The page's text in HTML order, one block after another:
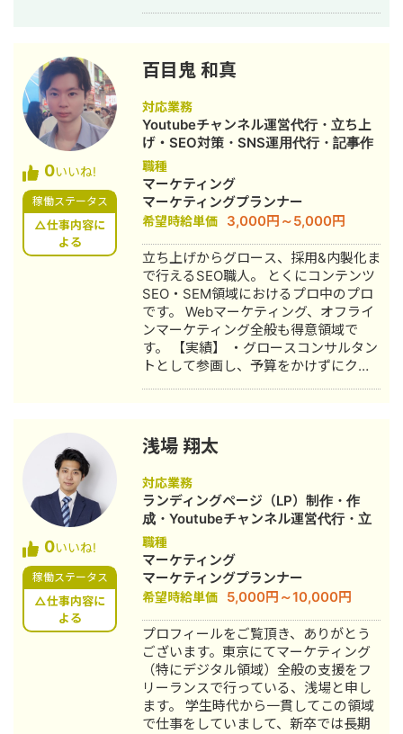
す。 データに連動して数値を改善して
いくアプローチでは90%以上の再現性
があります（期間限定キャンペーン、
アプリ無料登録など一部除く）。 経験
業種：EC通販系、学習塾、クリニッ
ク、工務店、歯科、英会話、留学、
WEB3.0、アパレル、士業、ブライダ
ル、人材、事務用品、工具、BtoB系な
ど ■独自性はWEB広告×GA4解析×独
自データ基盤（Tableau / Looker
Studio / BigQuery）で数値を徹底監視
して、ユーザー行動/心理に基づく
PDCAを素早く実行していることで
す。 最近はAI時代で、クリエイティブ
を①背景②素材③キャッチコピーに
分けて量産して、静止画、動画を顧客
の規定に合わせて高速でA/Bテスト行
い、成果改善につなげる実績も出し始
めています。 ■経歴：大手企業エンジ
通、ゼビオ、EPARKなど10社以上 講師
歴：新潟大学EC特別講座、オンライン
サロン(2000人)広告講座など 海外カン
ファレンス：Tableauカンファレン
ス、ADVERTISING WEEK、SMX、
Pubcon ■BIツールTableauなどによる
KPIダッシュボード、データ基盤構築、
レポート+分析提案、自動化支援も行っ
ています。全顧客に対して、完全自動
化で前日までの流入、CVの数値がすぐ
分かるようにしています。 ■外注者、
パートナーは常に探しているので、提
携できる方のご連絡も大歓迎です！！
0いいね!
稼働ステータス
△仕事内容に
よる
百目鬼 和真
対応業務
Youtubeチャンネル運営代行・立ち上
げ・SEO対策・SNS運用代行・記事作
成代行・ライティング・ホームページ
制作・作成・オウンドメディア制作・
構築・運用代行・漫画制作
職種
マーケティング
マーケティングプランナー
希望時給単価 3,000円～5,000円
立ち上げからグロース、採用&内製化ま
で行えるSEO職人。 とくにコンテンツ
SEO・SEM領域におけるプロ中のプロ
です。 Webマーケティング、オフライ
ンマーケティング全般も得意領域で
す。 【実績】 ・グロースコンサルタン
トとして参画し、予算をかけずにクラ
事業立ち上げ。2年弱で累損を解消して
現在は月の営業利益300万円以上、年
商1億超えまでスケール ・SEO順位向
上のリライト、CVR改善のリライト経
験は数百本以上 ・1記事でのオーガニ
ックトラフィック1,000％改善、
CVR1,000％改善といった実績多数 ・
リライトを行い1記事からの粗利
1,000％改善といった実績多数 ・メデ
ィア全体での粗利1万％改善といった実
績多数 ・即コンバージョンKWのSEO
順位1獲得経験多数 ・ビックKWのSEO
順位1〜3位を獲得した経験多数 ・若手
の頃は、有名パワーサイト(月間2,000
万PV以上)のウェブディレクター経験あ
り。同時に50人ほどのライターを管
理・教育、キーワード精査、新規ライ
0いいね!
稼働ステータス
△仕事内容に
よる
浅場 翔太
対応業務
ランディングページ（LP）制作・作
成・Youtubeチャンネル運営代行・立
ち上げ・ECサイト構築・ネットショッ
プ作成代行・SEO対策・新規事業立
上・SNS運用代行・ホームページ制
作・作成・リスティング広告運用代
行・動画制作・動画編集
職種
マーケティング
マーケティングプランナー
希望時給単価 5,000円～10,000円
プロフィールをご覧頂き、ありがとう
ございます。東京にてマーケティング
（特にデジタル領域）全般の支援をフ
リーランスで行っている、浅場と申し
ます。 学生時代から一貫してこの領域
で仕事をしていまして、新卒では長期